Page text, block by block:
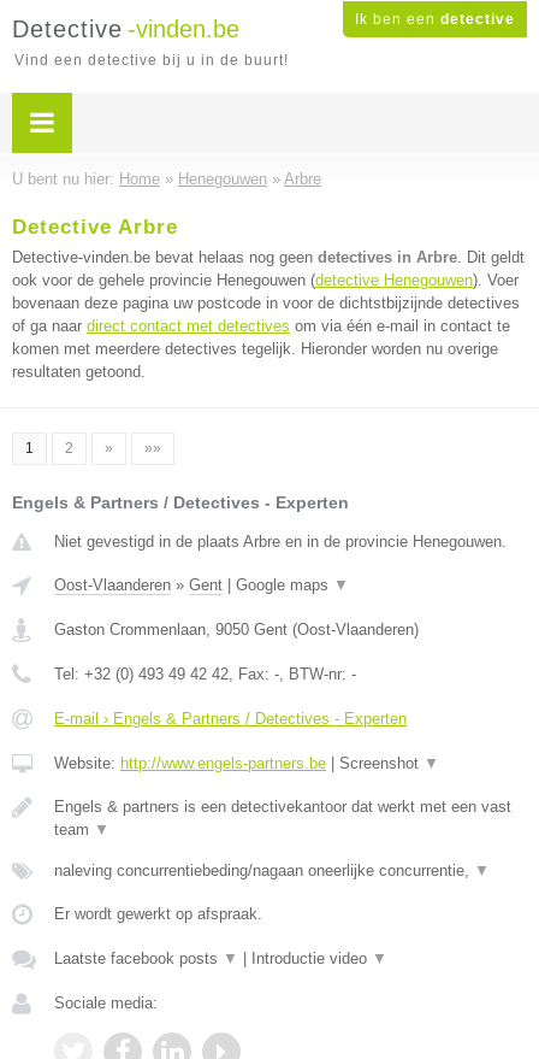
Ik ben een detective
Detective -vinden.be
Vind een detective bij u in de buurt!
U bent nu hier: Home » Henegouwen » Arbre
Detective Arbre
Detective-vinden.be bevat helaas nog geen detectives in Arbre. Dit geldt
ook voor de gehele provincie Henegouwen (detective Henegouwen). Voer
bovenaan deze pagina uw postcode in voor de dichtstbijzijnde detectives
of ga naar direct contact met detectives om via één e-mail in contact te
komen met meerdere detectives tegelijk. Hieronder worden nu overige
resultaten getoond.
1 2 » »»
Engels & Partners / Detectives - Experten
Niet gevestigd in de plaats Arbre en in de provincie Henegouwen.
Oost-Vlaanderen » Gent Google maps ▼
Gaston Crommenlaan, 9050 Gent (Oost-Vlaanderen)
Tel: +32 (0) 493 49 42 42, Fax: -, BTW-nr: -
E-mail › Engels & Partners / Detectives - Experten
Website: http://www.engels-partners.be Screenshot ▼
Engels & partners is een detectivekantoor dat werkt met een vast
team ▼
naleving concurrentiebeding/nagaan oneerlijke concurrentie, ▼
Er wordt gewerkt op afspraak.
Laatste facebook posts ▼ Introductie video ▼
Sociale media: